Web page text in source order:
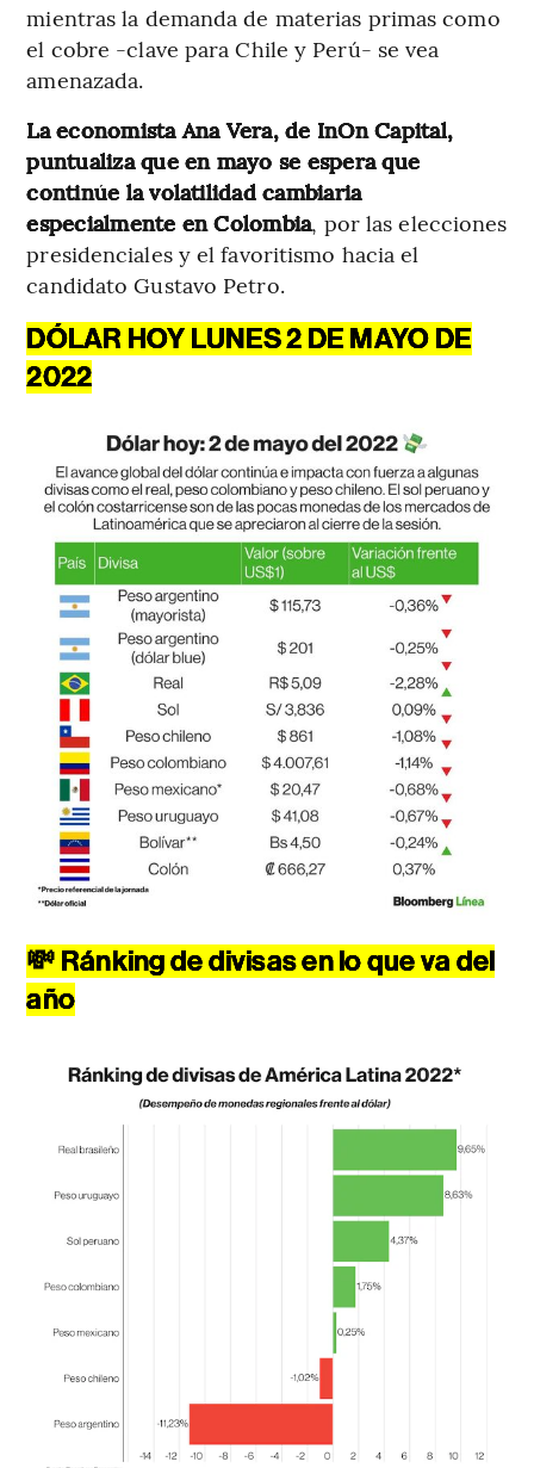
mientras la demanda de materias primas como
el cobre -clave para Chile y Perú- se vea
amenazada.
La economista Ana Vera, de InOn Capital,
puntualiza que en mayo se espera que
continúe la volatilidad cambiaria
especialmente en Colombia, por las elecciones
presidenciales y el favoritismo hacia el
candidato Gustavo Petro.
DÓLAR HOY LUNES 2 DE MAYO DE
2022
💸 Ránking de divisas en lo que va del
año